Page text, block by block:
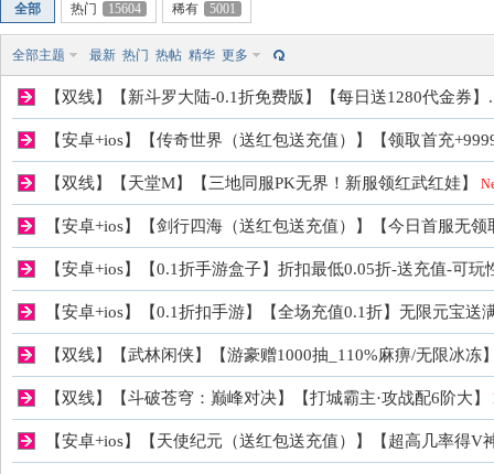
全部 热门 15604 稀有 5001
全部主题 最新 热门 热帖 精华 更多
【双线】【新斗罗大陆-0.1折免费版】【每日送1280代金券】
【安卓+ios】【传奇世界（送红包送充值）】【领取首充
【双线】【天堂M】【三地同服PK无界！新服领红武红娃】
【安卓+ios】【剑行四海（送红包送充值）】【今日首服无
【安卓+ios】【0.1折手游盒子】折扣最低0.05折-送充值-可玩
【安卓+ios】【0.1折扣手游】【全场充值0.1折】无限元宝送
【双线】【武林闲侠】【游豪赠1000抽_110%麻痹/无限冰冻
【双线】【斗破苍穹：巅峰对决】【打城霸主·攻战配6阶大】
【安卓+ios】【天使纪元（送红包送充值）】【超高几率得V